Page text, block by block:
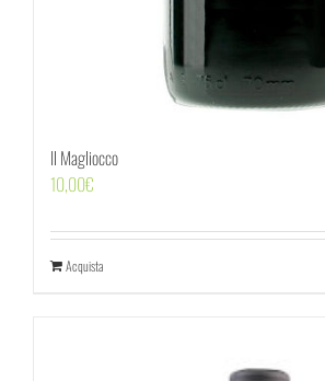
Il Magliocco
10,00€
Acquista